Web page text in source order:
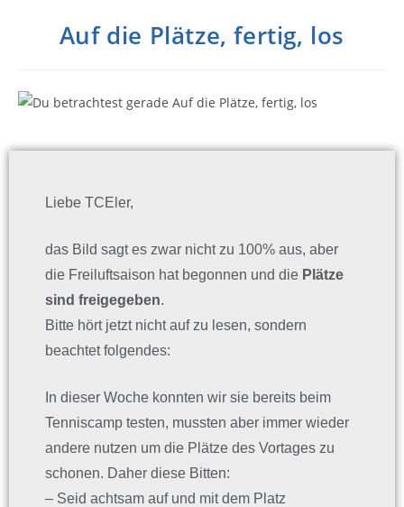
Auf die Plätze, fertig, los
Liebe TCEler,
das Bild sagt es zwar nicht zu 100% aus, aber
die Freiluftsaison hat begonnen und die Plätze
sind freigegeben.
Bitte hört jetzt nicht auf zu lesen, sondern
beachtet folgendes:
In dieser Woche konnten wir sie bereits beim
Tenniscamp testen, mussten aber immer wieder
andere nutzen um die Plätze des Vortages zu
schonen. Daher diese Bitten:
– Seid achtsam auf und mit dem Platz